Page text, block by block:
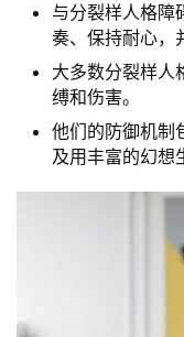
与分裂样人格障
奏、保持耐心，
大多数分裂样人
缚和伤害。
他们的防御机制
及用丰富的幻想